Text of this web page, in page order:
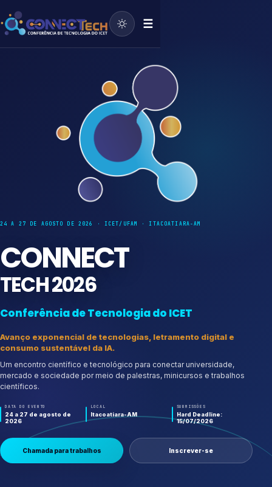
☰
24 A 27 DE AGOSTO DE 2026 · ICET/UFAM · ITACOATIARA-AM
CONNECT
TECH 2026
Conferência de Tecnologia do ICET
Avanço exponencial de tecnologias, letramento digital e
consumo sustentável da IA.
Um encontro científico e tecnológico para conectar universidade,
mercado e sociedade por meio de palestras, minicursos e trabalhos
científicos.
DATA DO EVENTO
24 a 27 de agosto de
2026
LOCAL
Itacoatiara-AM
SUBMISSÕES
Hard Deadline:
15/07/2026
Chamada para trabalhos Inscrever-se